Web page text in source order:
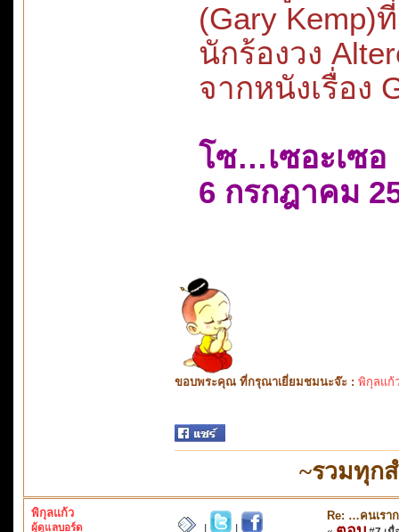
(Gary Kemp)
นักร้องวง
จากหนังเรื่อง
โซ…เซอะเซอ
6 กรกฎาคม
ขอบพระคุณ ที่กรุณาเยี่ยมชมนะจ๊ะ : พิกุลแก้
~รวมทุก
พิกุลแก้ว
ผู้ดูแลบอร์ด
Re: …คนเรา